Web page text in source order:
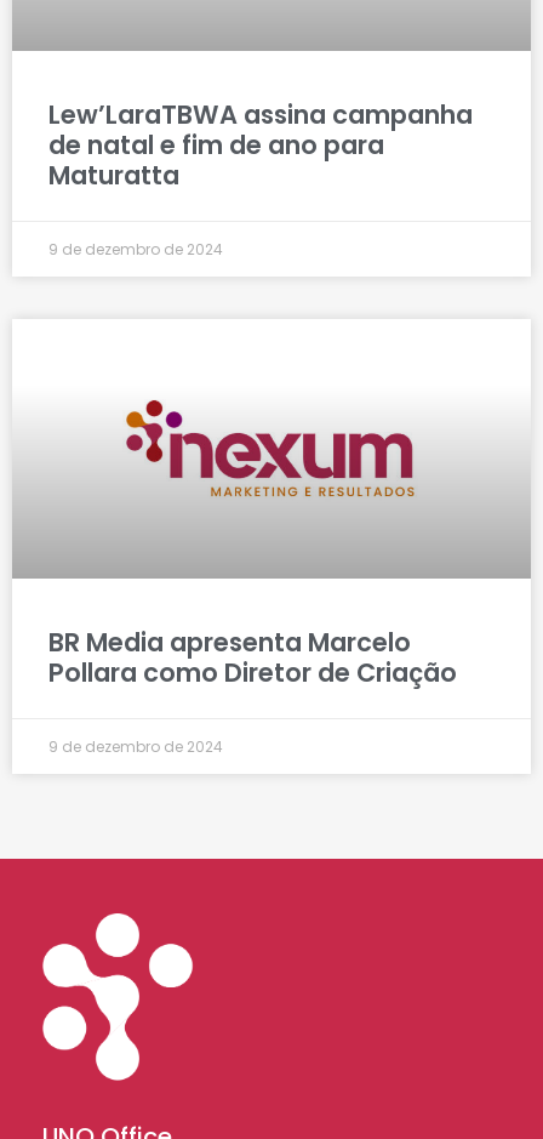
Lew’LaraTBWA assina campanha
de natal e fim de ano para
Maturatta
9 de dezembro de 2024
BR Media apresenta Marcelo
Pollara como Diretor de Criação
9 de dezembro de 2024